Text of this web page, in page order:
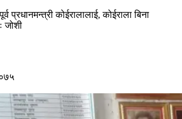
प्रधानमन्त्री कोईरालालाई, कोईराला बिना
जोशी